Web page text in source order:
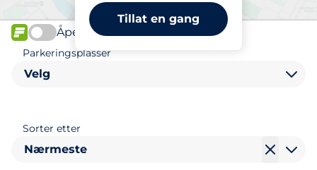
Tillat en gang
FLOW
Åpen
Parkeringsplasser
Velg
Sorter etter
Nærmeste